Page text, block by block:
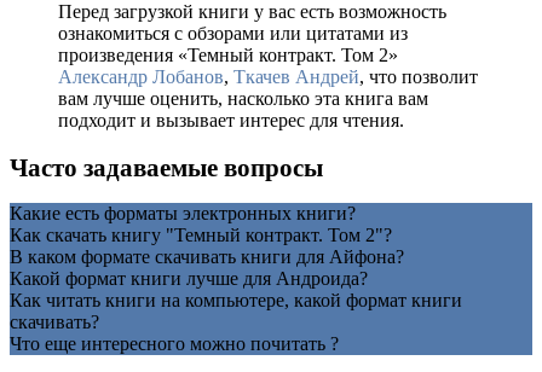
Перед загрузкой книги у вас есть возможность
ознакомиться с обзорами или цитатами из
произведения «Темный контракт. Том 2»
Александр Лобанов, Ткачев Андрей, что позволит
вам лучше оценить, насколько эта книга вам
подходит и вызывает интерес для чтения.
Часто задаваемые вопросы
Какие есть форматы электронных книги?
Как скачать книгу "Темный контракт. Том 2"?
В каком формате скачивать книги для Айфона?
Какой формат книги лучше для Андроида?
Как читать книги на компьютере, какой формат книги
скачивать?
Что еще интересного можно почитать ?